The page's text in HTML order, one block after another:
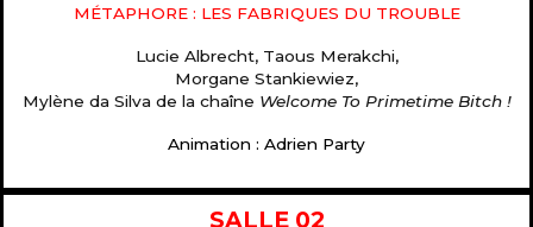
MÉTAPHORE : LES FABRIQUES DU TROUBLE
Lucie Albrecht, Taous Merakchi,
Morgane Stankiewiez,
Mylène da Silva de la chaîne Welcome To Primetime Bitch !
Animation : Adrien Party
SALLE 02